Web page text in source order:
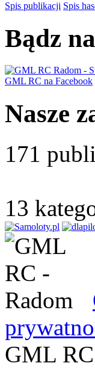
Spis publikacji Spis
Bądz
GML RC na Facebook
Nasze
171
13
GML